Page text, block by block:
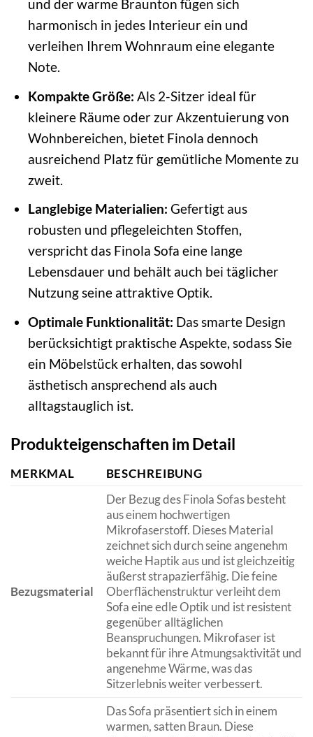
und der warme Braunton fügen sich
harmonisch in jedes Interieur ein und
verleihen Ihrem Wohnraum eine elegante
Note.
Kompakte Größe: Als 2-Sitzer ideal für
kleinere Räume oder zur Akzentuierung von
Wohnbereichen, bietet Finola dennoch
ausreichend Platz für gemütliche Momente zu
zweit.
Langlebige Materialien: Gefertigt aus
robusten und pflegeleichten Stoffen,
verspricht das Finola Sofa eine lange
Lebensdauer und behält auch bei täglicher
Nutzung seine attraktive Optik.
Optimale Funktionalität: Das smarte Design
berücksichtigt praktische Aspekte, sodass Sie
ein Möbelstück erhalten, das sowohl
ästhetisch ansprechend als auch
alltagstauglich ist.
Produkteigenschaften im Detail
MERKMAL BESCHREIBUNG
Bezugsmaterial
Der Bezug des Finola Sofas besteht
aus einem hochwertigen
Mikrofaserstoff. Dieses Material
zeichnet sich durch seine angenehm
weiche Haptik aus und ist gleichzeitig
äußerst strapazierfähig. Die feine
Oberflächenstruktur verleiht dem
Sofa eine edle Optik und ist resistent
gegenüber alltäglichen
Beanspruchungen. Mikrofaser ist
bekannt für ihre Atmungsaktivität und
angenehme Wärme, was das
Sitzerlebnis weiter verbessert.
Das Sofa präsentiert sich in einem
warmen, satten Braun. Diese